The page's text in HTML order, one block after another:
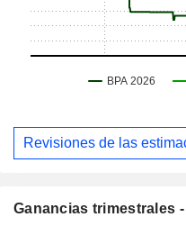
Revisiones de las
Ganancias trimestrales